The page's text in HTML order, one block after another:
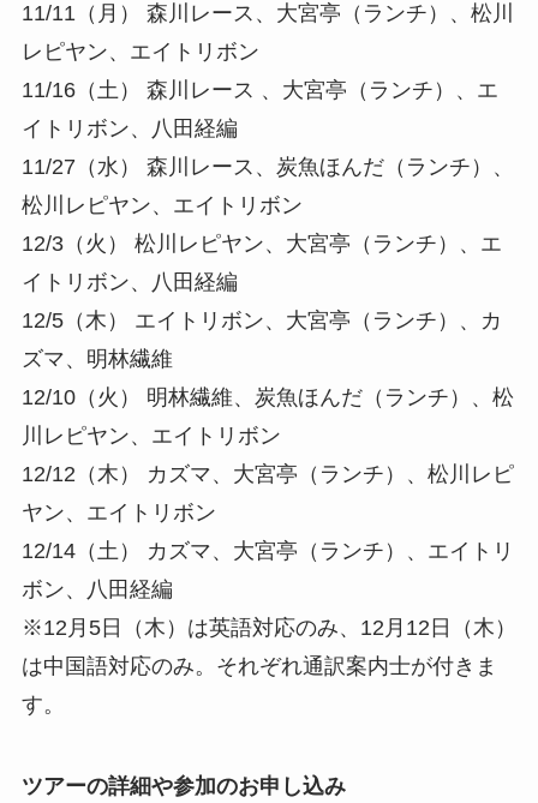
11/11（月） 森川レース、大宮亭（ランチ）、松川
レピヤン、エイトリボン
11/16（土） 森川レース 、大宮亭（ランチ）、エ
イトリボン、八田経編
11/27（水） 森川レース、炭魚ほんだ（ランチ）、
松川レピヤン、エイトリボン
12/3（火） 松川レピヤン、大宮亭（ランチ）、エ
イトリボン、八田経編
12/5（木） エイトリボン、大宮亭（ランチ）、カ
ズマ、明林繊維
12/10（火） 明林繊維、炭魚ほんだ（ランチ）、松
川レピヤン、エイトリボン
12/12（木） カズマ、大宮亭（ランチ）、松川レピ
ヤン、エイトリボン
12/14（土） カズマ、大宮亭（ランチ）、エイトリ
ボン、八田経編
※12月5日（木）は英語対応のみ、12月12日（木）
は中国語対応のみ。それぞれ通訳案内士が付きま
す。
ツアーの詳細や参加のお申し込み